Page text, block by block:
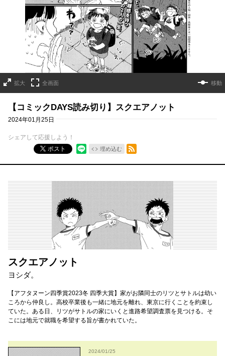
拡大 全画面 移動
【コミックDAYS読み切り】スクエアノット
2024年01月25日
シェアして応援しよう！
ポスト
埋め込む
RSSフィード
スクエアノット
ヨシダ。
【アフタヌーン四季賞2023冬 四季大賞】家がお隣同士のリツとサトルは幼い
ころから仲良し。高校卒業後も一緒に地元を離れ、東京に行くことを約束し
ていた。ある日、リツがサトルの家にいくと進路希望調査票を見つける。そ
こには地元で就職を希望する旨が書かれていた。
2024/01/25